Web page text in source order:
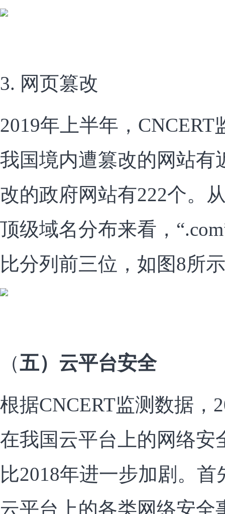
3. 网页篡改
2019年上半年，
我国境内遭篡改的网站有
改的政府网站有222个。
顶级域名分布来看，
比分列前三位，如图8所
（五）云平台安全
根据CNCERT监测数据，
在我国云平台上的网络安
比2018年进一步加剧。
云平台上的各类网络安全